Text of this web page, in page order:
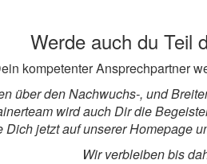
Werde auch du Teil
kompetenter Ansprechpartner
über den Nachwuchs-, und
wird auch Dir die
Dich jetzt auf unserer Homepage
Wir verbleiben bis